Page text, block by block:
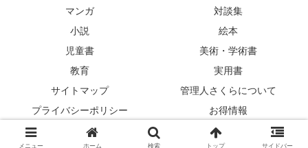
マンガ
対談集
小説
絵本
児童書
美術・学術書
教育
実用書
サイトマップ
管理人さくらについて
プライバシーポリシー
お得情報
© 2022 ほんのむし
メニュー ホーム 検索 トップ サイドバー